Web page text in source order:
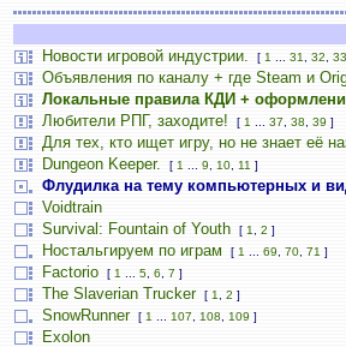
Новости игровой индустрии. [ 1 31 32 33
Объявления по каналу + где Steam и
Локальные правила КДИ +
Любители РПГ, заходите!
[ 1 37 38 39 ]
Для тех, кто ищет игру, но не знает её
Dungeon Keeper. [ 1 9 10 11 ]
Флудилка на тему компьютерных и
Voidtrain
Survival: Fountain of Youth
[ 1 2 ]
Ностальгируем по играм [ 1 69 70 71 ]
Factorio [ 1 5 6 7 ]
The Slaverian Trucker [ 1 2 ]
SnowRunner [ 1 107 108 109 ]
Exolon